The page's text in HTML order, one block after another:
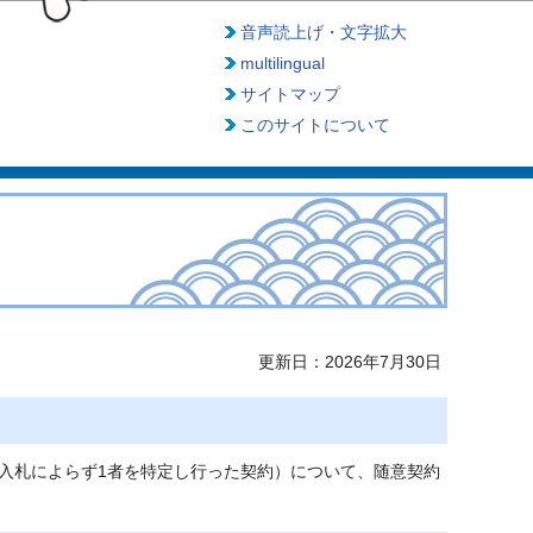
音声読上げ・文字拡大
multilingual
サイトマップ
このサイトについて
更新日：2026年7月30日
札によらず1者を特定し行った契約）について、随意契約